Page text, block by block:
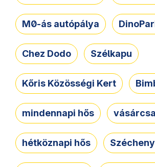
M0-ás autópálya
Chez Dodo Szélkapu
Kőris Közösségi Kert
mindennapi hős
hétköznapi hős